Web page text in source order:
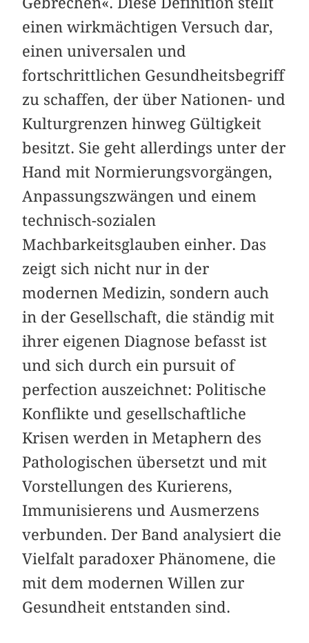
einen wirkmächtigen Versuch dar,
einen univer­salen und
fortschrittlichen Gesundheitsbegriff
zu schaffen, der über Nationen- und
Kulturgrenzen hinweg Gültigkeit
besitzt. Sie geht allerdings unter der
Hand mit Normierungsvorgängen,
Anpassungszwängen und einem
technisch-sozialen
Machbarkeitsglauben einher. Das
zeigt sich nicht nur in der
modernen Medizin, sondern auch
in der Gesellschaft, die ständig mit
ihrer eigenen Diagnose befasst ist
und sich durch ein pursuit of
perfection auszeichnet: Politische
Konflikte und gesellschaftliche
Krisen werden in Metaphern des
Pathologischen übersetzt und mit
Vorstellungen des Kurierens,
Immunisierens und Ausmerzens
verbunden. Der Band analysiert die
Vielfalt paradoxer Phänomene, die
mit dem modernen Willen zur
Gesundheit entstanden sind.